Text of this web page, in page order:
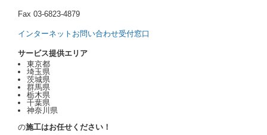
Fax 03-6823-4879
インターネットお問い合わせ受付窓口
サービス提供エリア
東京都
埼玉県
茨城県
群馬県
栃木県
千葉県
神奈川県
の施工はお任せください！